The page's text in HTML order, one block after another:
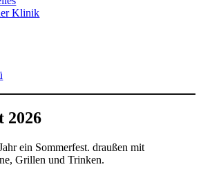
Klinik
2026
ein Sommerfest. draußen mit
Grillen und Trinken.